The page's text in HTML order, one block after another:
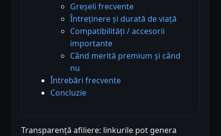
Greșeli frecvente
Întreținere și durată de viață
Compatibilități / accesorii
importante
Când merită premium și când
nu
Întrebări frecvente
Concluzie
Transparență afiliere: linkurile pot genera